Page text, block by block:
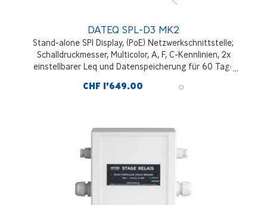
DATEQ SPL-D3 MK2
Stand-alone SPl Display, (PoE) Netzwerkschnittstelle;
Schalldruckmesser, Multicolor, A, F, C-Kennlinien, 2x
einstellbarer Leq und Datenspeicherung für 60 Tage
verwendet werden
CHF 1'649.00